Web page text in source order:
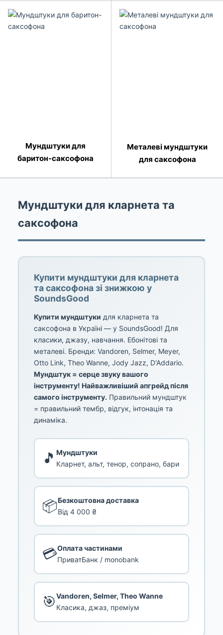
Мундштуки для кларнета та
саксофона
Купити мундштуки для кларнета
та саксофона зі знижкою у
SoundsGood
Купити мундштуки для кларнета та
саксофона в Україні — у SoundsGood! Для
класики, джазу, навчання. Ебонітові та
металеві. Бренди: Vandoren, Selmer, Meyer,
Otto Link, Theo Wanne, Jody Jazz, D'Addario.
Мундштук = серце звуку вашого
інструменту! Найважливіший апгрейд після
самого інструменту. Правильний мундштук
= правильний тембр, відгук, інтонація та
динаміка.
🎵 Мундштуки
Кларнет, альт, тенор, сопрано, бари
📦Безкоштовна доставка
Від 4 000 ₴
💳Оплата частинами
ПриватБанк / monobank
🎯Vandoren, Selmer, Theo Wanne
Класика, джаз, преміум
Мундштуки для
баритон-саксофона
Металеві мундштуки
для саксофона